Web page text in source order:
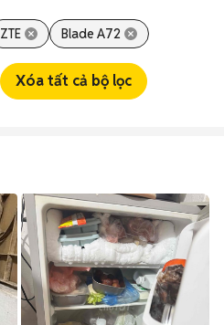
ZTE Blade A72
Xóa tất cả bộ lọc